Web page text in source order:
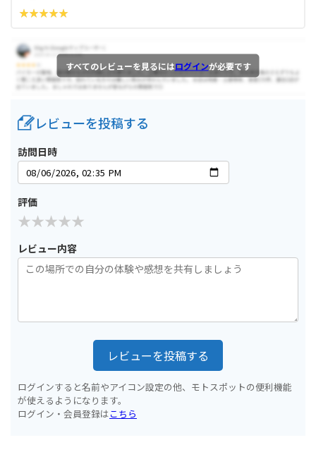
すべてのレビューを見るにはログインが必要です
レビューを投稿する
訪問日時
評価
レビュー内容
レビューを投稿する
ログインすると名前やアイコン設定の他、モトスポットの便利機能
が使えるようになります。
ログイン・会員登録はこちら